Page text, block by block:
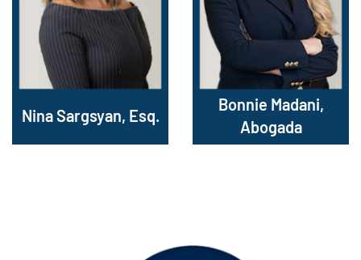
Nina Sargsyan, Esq.
Bonnie Madani,
Abogada